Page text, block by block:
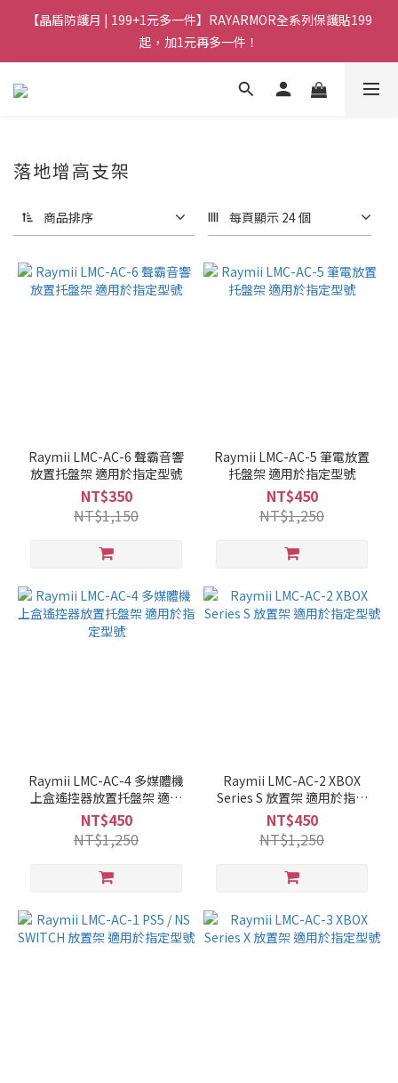
【晶盾防護月 | 199+1元多一件】RAYARMOR全系列保護貼199
起，加1元再多一件！
落地增高支架
商品排序 每頁顯示 24 個
Raymii LMC-AC-6 聲霸音響
放置托盤架 適用於指定型號
NT$350
NT$1,150
Raymii LMC-AC-5 筆電放置
托盤架 適用於指定型號
NT$450
NT$1,250
Raymii LMC-AC-4 多媒體機
上盒遙控器放置托盤架 適用
於指定型號
NT$450
NT$1,250
Raymii LMC-AC-2 XBOX
Series S 放置架 適用於指定
型號
NT$450
NT$1,250